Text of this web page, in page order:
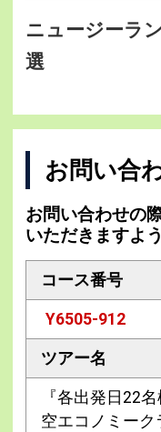
ニュージーラ
選
お問い合
お問い合わせの
いただきますよ
コース番号
Y6505-912
ツアー名
『各出発日22
空エコノミーク